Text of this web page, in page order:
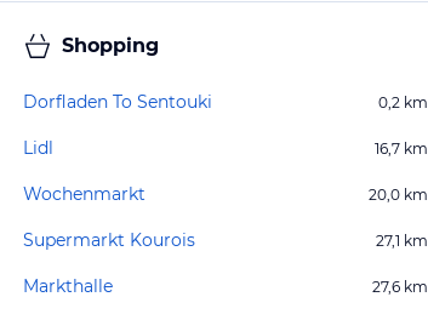
Shopping
Dorfladen To Sentouki 0,2 km
Lidl 16,7 km
Wochenmarkt 20,0 km
Supermarkt Kourois 27,1 km
Markthalle 27,6 km